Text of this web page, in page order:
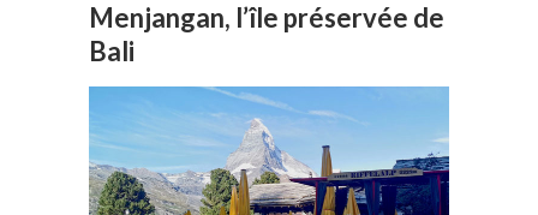
Menjangan, l’île préservée de
Bali